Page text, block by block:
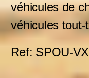
véhicules de
véhicules tout-
Ref: SPOU-